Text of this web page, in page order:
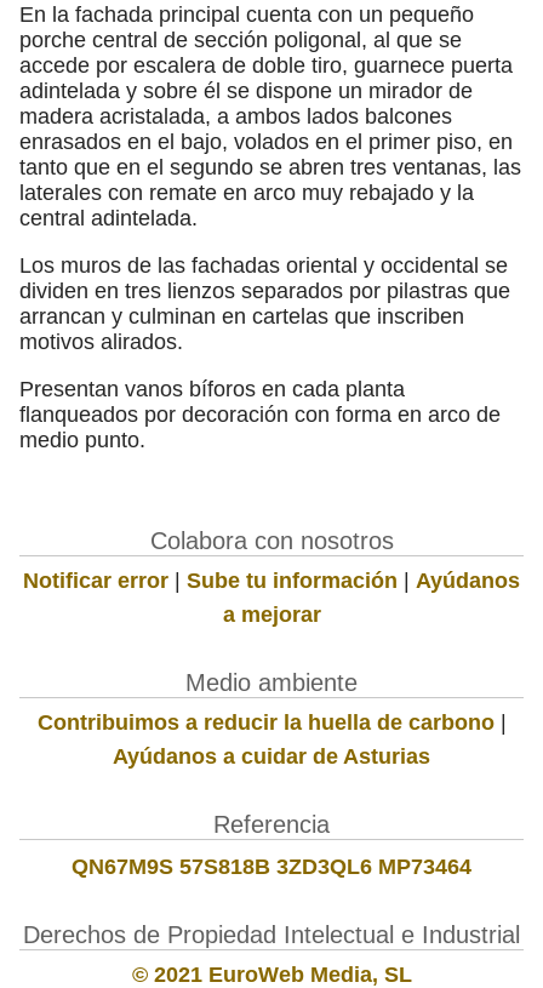
En la fachada principal cuenta con un pequeño
porche central de sección poligonal, al que se
accede por escalera de doble tiro, guarnece puerta
adintelada y sobre él se dispone un mirador de
madera acristalada, a ambos lados balcones
enrasados en el bajo, volados en el primer piso, en
tanto que en el segundo se abren tres ventanas, las
laterales con remate en arco muy rebajado y la
central adintelada.
Los muros de las fachadas oriental y occidental se
dividen en tres lienzos separados por pilastras que
arrancan y culminan en cartelas que inscriben
motivos alirados.
Presentan vanos bíforos en cada planta
flanqueados por decoración con forma en arco de
medio punto.
Colabora con nosotros
Notificar error | Sube tu información | Ayúdanos
a mejorar
Medio ambiente
Contribuimos a reducir la huella de carbono|
Ayúdanos a cuidar de Asturias
Referencia
QN67M9S 57S818B 3ZD3QL6 MP73464
Derechos de Propiedad Intelectual e Industrial
© 2021 EuroWeb Media, SL